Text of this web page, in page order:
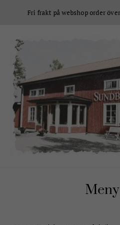
Fri frakt på webshop order
Meny